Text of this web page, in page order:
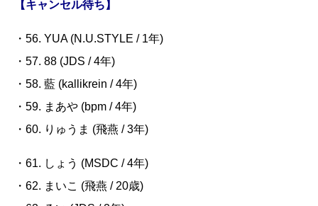
【キャンセル待ち】
・56. YUA (N.U.STYLE / 1年)
・57. 88 (JDS / 4年)
・58. 藍 (kallikrein / 4年)
・59. まあや (bpm / 4年)
・60. りゅうま (飛燕 / 3年)
・61. しょう (MSDC / 4年)
・62. まいこ (飛燕 / 20歳)